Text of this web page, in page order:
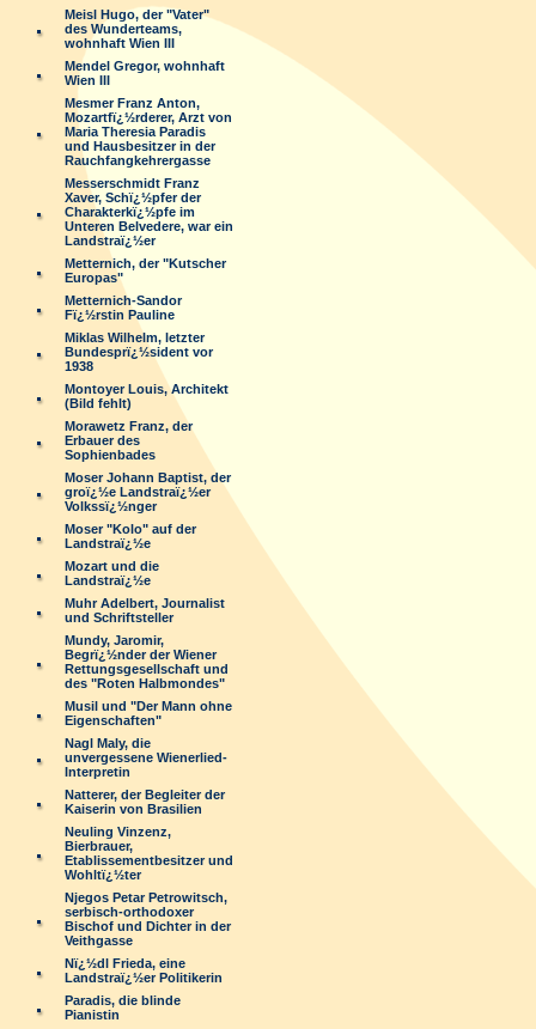
Meisl Hugo, der "Vater"
des Wunderteams,
wohnhaft Wien III
Mendel Gregor, wohnhaft
Wien III
Mesmer Franz Anton,
Mozartfï¿½rderer, Arzt von
Maria Theresia Paradis
und Hausbesitzer in der
Rauchfangkehrergasse
Messerschmidt Franz
Xaver, Schï¿½pfer der
Charakterkï¿½pfe im
Unteren Belvedere, war ein
Landstraï¿½er
Metternich, der "Kutscher
Europas"
Metternich-Sandor
Fï¿½rstin Pauline
Miklas Wilhelm, letzter
Bundesprï¿½sident vor
1938
Montoyer Louis, Architekt
(Bild fehlt)
Morawetz Franz, der
Erbauer des
Sophienbades
Moser Johann Baptist, der
groï¿½e Landstraï¿½er
Volkssï¿½nger
Moser "Kolo" auf der
Landstraï¿½e
Mozart und die
Landstraï¿½e
Muhr Adelbert, Journalist
und Schriftsteller
Mundy, Jaromir,
Begrï¿½nder der Wiener
Rettungsgesellschaft und
des "Roten Halbmondes"
Musil und "Der Mann ohne
Eigenschaften"
Nagl Maly, die
unvergessene Wienerlied-
Interpretin
Natterer, der Begleiter der
Kaiserin von Brasilien
Neuling Vinzenz,
Bierbrauer,
Etablissementbesitzer und
Wohltï¿½ter
Njegos Petar Petrowitsch,
serbisch-orthodoxer
Bischof und Dichter in der
Veithgasse
Nï¿½dl Frieda, eine
Landstraï¿½er Politikerin
Paradis, die blinde
Pianistin